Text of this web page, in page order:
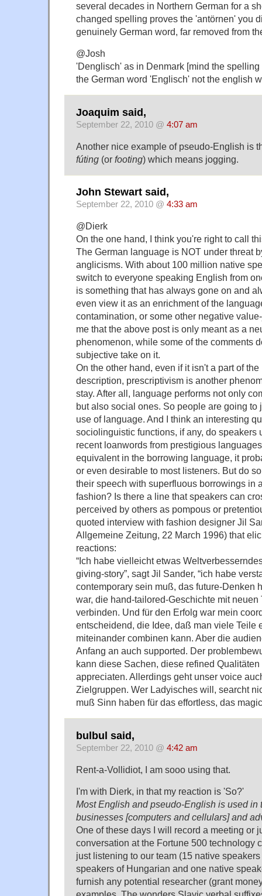
several decades in Northern German for a
changed spelling proves the 'antörnen' you
genuinely German word, far removed from
@Josh
'Denglisch' as in Denmark [mind the
the German word 'Englisch' not the english
Joaquim said,
September 22, 2010 @ 4:07 am
Another nice example of pseudo-English is
fúting (or footing) which means jogging.
John Stewart said,
September 22, 2010 @ 4:33 am
@Dierk
On the one hand, I think you're right to call
The German language is NOT under threat
anglicisms. With about 100 million native
switch to everyone speaking English from
is something that has always gone on and
even view it as an enrichment of the
contamination, or some other negative
me that the above post is only meant as a
phenomenon, while some of the comments
subjective take on it.
On the other hand, even if it isn't a part of
description, prescriptivism is another
stay. After all, language performs not only
but also social ones. So people are going to
use of language. And I think an interesting
sociolinguistic functions, if any, do speakers
recent loanwords from prestigious
equivalent in the borrowing language, it
or even desirable to most listeners. But do
their speech with superfluous borrowings in
fashion? Is there a line that speakers can
perceived by others as pompous or
quoted interview with fashion designer Jil
Allgemeine Zeitung, 22 March 1996) that
reactions:
“Ich habe vielleicht etwas
giving-story”, sagt Jil Sander, “ich habe
contemporary sein muß, das future-Denken
war, die hand-tailored-Geschichte mit neuen
verbinden. Und für den Erfolg war mein
entscheidend, die Idee, daß man viele Teile
miteinander combinen kann. Aber die
Anfang an auch supported. Der
kann diese Sachen, diese refined
appreciaten. Allerdings geht unser voice
Zielgruppen. Wer Ladyisches will, searcht
muß Sinn haben für das effortless, das
bulbul said,
September 22, 2010 @ 4:42 am
Rent-a-Vollidiot, I am sooo using that.
I'm with Dierk, in that my reaction is 'So?'
Most English and pseudo-English is used in
businesses [computers and cellulars] and
One of these days I will record a meeting or
conversation at the Fortune 500 technology
just listening to our team (15 native
speakers of Hungarian and one native
furnish any potential researcher (grant